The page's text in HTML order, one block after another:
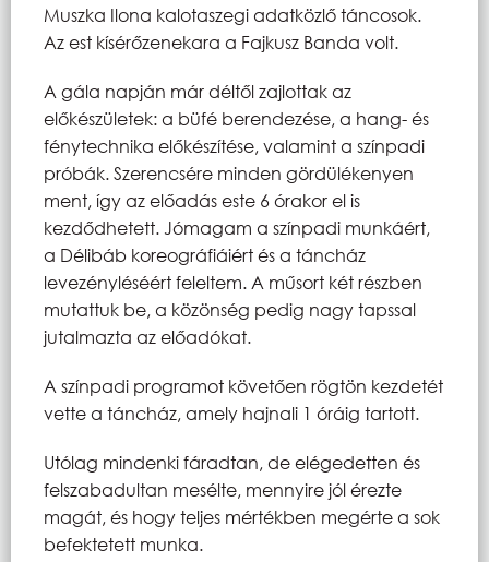
Muszka Ilona kalotaszegi adatközlő táncosok.
Az est kísérőzenekara a Fajkusz Banda volt.
A gála napján már déltől zajlottak az
előkészületek: a büfé berendezése, a hang- és
fénytechnika előkészítése, valamint a színpadi
próbák. Szerencsére minden gördülékenyen
ment, így az előadás este 6 órakor el is
kezdődhetett. Jómagam a színpadi munkáért,
a Délibáb koreográfiáiért és a táncház
levezényléséért feleltem. A műsort két részben
mutattuk be, a közönség pedig nagy tapssal
jutalmazta az előadókat.
A színpadi programot követően rögtön kezdetét
vette a táncház, amely hajnali 1 óráig tartott.
Utólag mindenki fáradtan, de elégedetten és
felszabadultan mesélte, mennyire jól érezte
magát, és hogy teljes mértékben megérte a sok
befektetett munka.